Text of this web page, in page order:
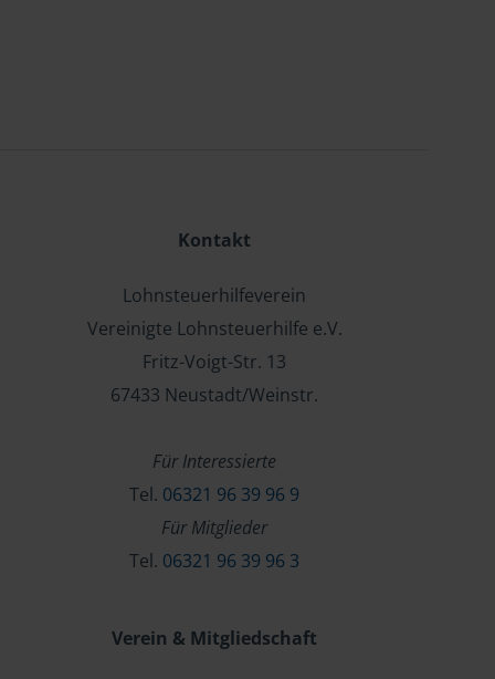
Kontakt
Lohnsteuerhilfeverein
Vereinigte Lohnsteuerhilfe e.V.
Fritz-Voigt-Str. 13
67433 Neustadt/Weinstr.
Für Interessierte
Tel. 06321 96 39 96 9
Für Mitglieder
Tel. 06321 96 39 96 3
Verein & Mitgliedschaft